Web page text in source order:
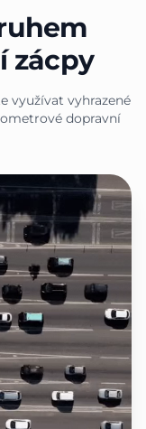
zácpy
využívat vyhrazené
dopravní